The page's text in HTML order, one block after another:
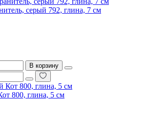
серый 792, глина, 7 см
В корзину
800, глина, 5 см